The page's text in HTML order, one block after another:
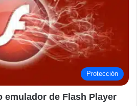
Protección
emulador de Flash Player